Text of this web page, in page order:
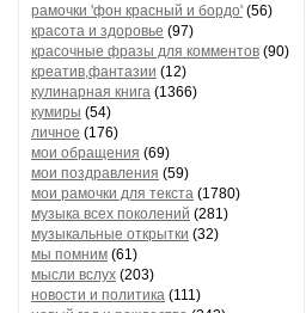
рамочки 'фон красный и бордо' (56)
красота и здоровье (97)
красочные фразы для комментов (90)
креатив,фантазии (12)
кулинарная книга (1366)
кумиры (54)
личное (176)
мои обращения (69)
мои поздравления (59)
мои рамочки для текста (1780)
музыка всех поколений (281)
музыкальные открытки (32)
мы помним (61)
мысли вслух (203)
новости и политика (111)